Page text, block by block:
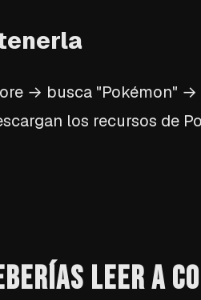
→ busca "Pokémon"
los recursos de
LEER A